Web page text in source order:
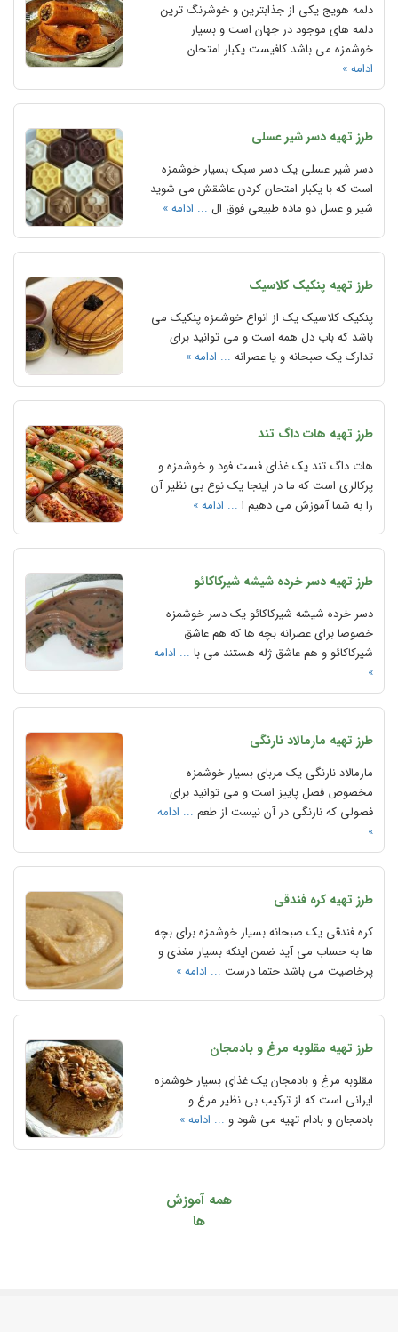
دلمه هویج یکی از جذابترین و خوشرنگ ترین
دلمه های موجود در جهان است و بسیار
خوشمزه می باشد کافیست یکبار امتحان ...
ادامه »
طرز تهیه دسر شیر عسلی
دسر شیر عسلی یک دسر سبک بسیار خوشمزه
است که با یکبار امتحان کردن عاشقش می شوید
شیر و عسل دو ماده طبیعی فوق ال ... ادامه »
طرز تهیه پنکیک کلاسیک
پنکیک کلاسیک یک از انواع خوشمزه پنکیک می
باشد که باب دل همه است و می توانید برای
تدارک یک صبحانه و یا عصرانه ... ادامه »
طرز تهیه هات داگ تند
هات داگ تند یک غذای فست فود و خوشمزه و
پرکالری است که ما در اینجا یک نوع بی نظیر آن
را به شما آموزش می دهیم ا ... ادامه »
طرز تهیه دسر خرده شیشه شیرکاکائو
دسر خرده شیشه شیرکاکائو یک دسر خوشمزه
خصوصا برای عصرانه بچه ها که هم عاشق
شیرکاکائو و هم عاشق ژله هستند می با ... ادامه
»
طرز تهیه مارمالاد نارنگی
مارمالاد نارنگی یک مربای بسیار خوشمزه
مخصوص فصل پاییز است و می توانید برای
فصولی که نارنگی در آن نیست از طعم ... ادامه
»
طرز تهیه کره فندقی
کره فندقی یک صبحانه بسیار خوشمزه برای بچه
ها به حساب می آید ضمن اینکه بسیار مغذی و
پرخاصیت می باشد حتما درست ... ادامه »
طرز تهیه مقلوبه مرغ و بادمجان
مقلوبه مرغ و بادمجان یک غذای بسیار خوشمزه
ایرانی است که از ترکیب بی نظیر مرغ و
بادمجان و بادام تهیه می شود و ... ادامه »
همه آموزش
ها